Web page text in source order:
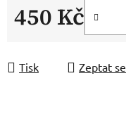
450 Kč
Tisk Zeptat se